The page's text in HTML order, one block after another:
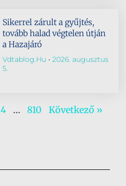
Sikerrel zárult a gyűjtés,
tovább halad végtelen útján
a Hazajáró
Vdtablog.hu
2026. augusztus
5.
4 … 810 Következő »